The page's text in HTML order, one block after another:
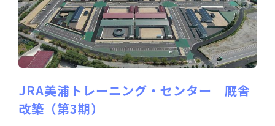
JRA美浦トレーニング・センター 厩舎
改築（第3期）